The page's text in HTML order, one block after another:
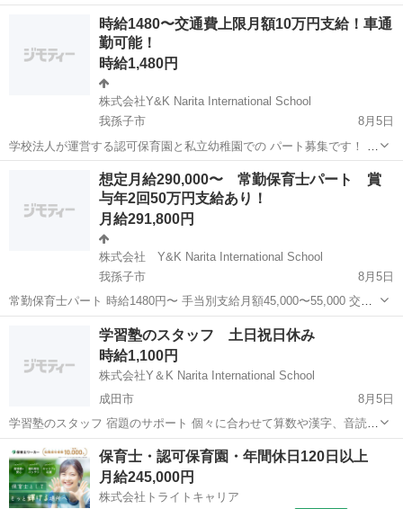
となります。 教科の指導を行っていただきます。 英語、国語 、数学
、美術いずれかの教員免許をお持ちの方で 週2日〜10コマ程度 コマ
数や週の回数は...
その他 時給
時給1480〜交通費上限月額10万円支給！車通
勤可能！
時給1,480円
株式会社Y&K Narita International School
我孫子市
8月5日
学校法人が運営する認可保育園と私立幼稚園での パート募集です！ ブ
ランクがある方、産後復帰を考えている方！どなたでも大歓迎です！
残業なし、福利厚生がばっちりの園で働きませんか？ 職員数 (保育園)
我孫子市 保育士
想定月給290,000〜 常勤保育士パート 賞
与年2回50万円支給あり！
月給291,800円
株式会社 Y&K Narita International School
我孫子市
8月5日
常勤保育士パート 時給1480円〜 手当別支給月額45,000〜55,000 交通
費月額上限10万円支給 賞与年2回つき（50万円前後） 想定月給
290,000〜 想定年収 4,000,000〜 ...
我孫子市 保育士
学習塾のスタッフ 土日祝日休み
時給1,100円
株式会社Y＆K Narita International School
成田市
8月5日
学習塾のスタッフ 宿題のサポート 個々に合わせて算数や漢字、音読な
どの指導 難しいレベルの学習は教えません。 クラスは3歳〜8歳までの
子どもたちです。 1日あたり2名〜6名程度 カルタやカード、ブロック
遊びなども...
千葉 成田市 塾講師 スタッフ
保育士・認可保育園・年間休日120日以上
月給245,000円
株式会社トライトキャリア